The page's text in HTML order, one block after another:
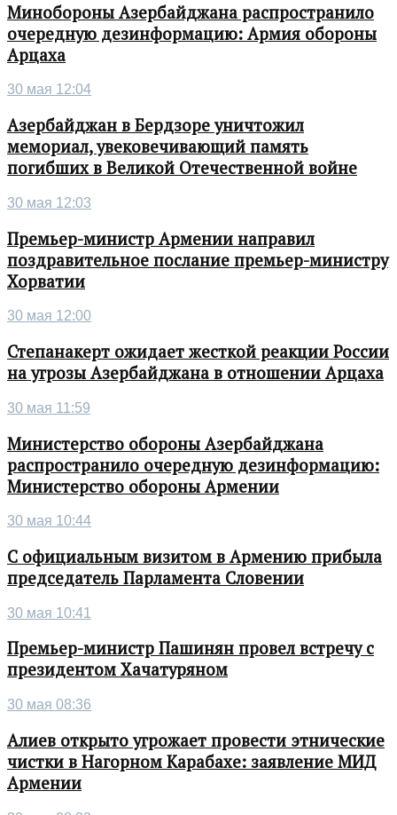
Минобороны Азербайджана распространило
очередную дезинформацию: Армия обороны
Арцаха
30 мая 12:04
Азербайджан в Бердзоре уничтожил
мемориал, увековечивающий память
погибших в Великой Отечественной войне
30 мая 12:03
Премьер-министр Армении направил
поздравительное послание премьер-министру
Хорватии
30 мая 12:00
Степанакерт ожидает жесткой реакции России
на угрозы Азербайджана в отношении Арцаха
30 мая 11:59
Министерство обороны Азербайджана
распространило очередную дезинформацию:
Министерство обороны Армении
30 мая 10:44
С официальным визитом в Армению прибыла
председатель Парламента Словении
30 мая 10:41
Премьер-министр Пашинян провел встречу с
президентом Хачатуряном
30 мая 08:36
Алиев открыто угрожает провести этнические
чистки в Нагорном Карабахе: заявление МИД
Армении